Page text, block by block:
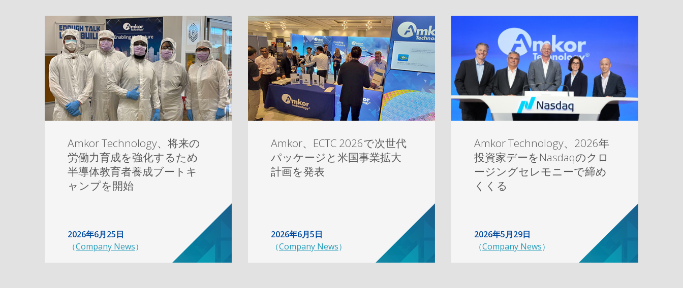
Amkor Technology、将来の
労働力育成を強化するため
半導体教育者養成ブートキ
ャンプを開始
2026年6月25日
（Company News）
Amkor、ECTC 2026で次世代
パッケージと米国事業拡大
計画を発表
2026年6月5日
（Company News）
Amkor Technology、2026年
投資家デーをNasdaqのクロ
ージングセレモニーで締め
くくる
2026年5月29日
（Company News）